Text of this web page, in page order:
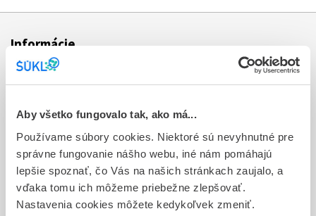
Aby všetko fungovalo tak, ako má...
Používame súbory cookies. Niektoré sú nevyhnutné pre
správne fungovanie nášho webu, iné nám pomáhajú
lepšie spoznať, čo Vás na našich stránkach zaujalo, a
vďaka tomu ich môžeme priebežne zlepšovať.
Nastavenia cookies môžete kedykoľvek zmeniť.
Informácie
Aktuality
Dotazník spokojnosti zákazníka
Sťažnosti a petície
Poskytovanie informácií
Ochrana osobných údajov